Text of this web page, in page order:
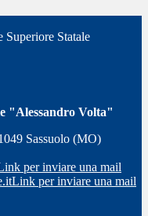
Superiore Statale
"Alessandro Volta"
Sassuolo (MO)
per inviare una mail
Link per inviare una mail